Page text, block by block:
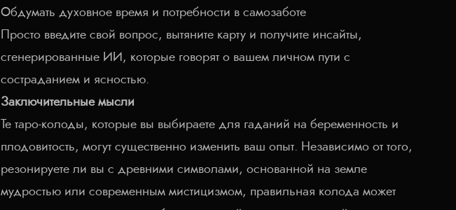
Обдумать духовное время и потребности в самозаботе
Просто введите свой вопрос, вытяните карту и получите инсайты,
сгенерированные ИИ, которые говорят о вашем личном пути с
состраданием и ясностью.
Заключительные мысли
Те таро-колоды, которые вы выбираете для гаданий на беременность и
плодовитость, могут существенно изменить ваш опыт. Независимо от того,
резонируете ли вы с древними символами, основанной на земле
мудростью или современным мистицизмом, правильная колода может